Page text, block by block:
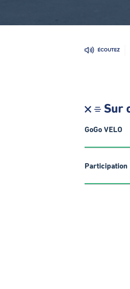
ÉCOUTEZ
Sur
GoGo VELO
Participation